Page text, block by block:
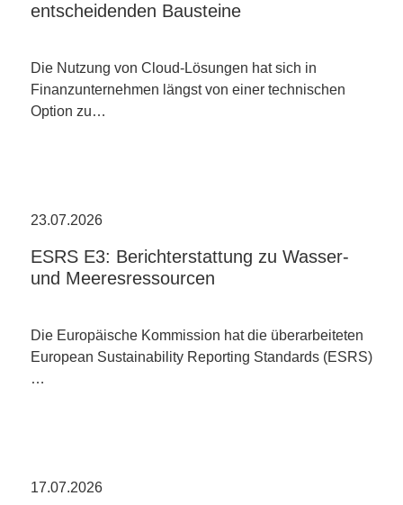
entscheidenden Bausteine
Die Nutzung von Cloud-Lösungen hat sich in
Finanzunternehmen längst von einer technischen
Option zu…
23.07.2026
ESRS E3: Berichterstattung zu Wasser-
und Meeresressourcen
Die Europäische Kommission hat die überarbeiteten
European Sustainability Reporting Standards (ESRS)
…
17.07.2026